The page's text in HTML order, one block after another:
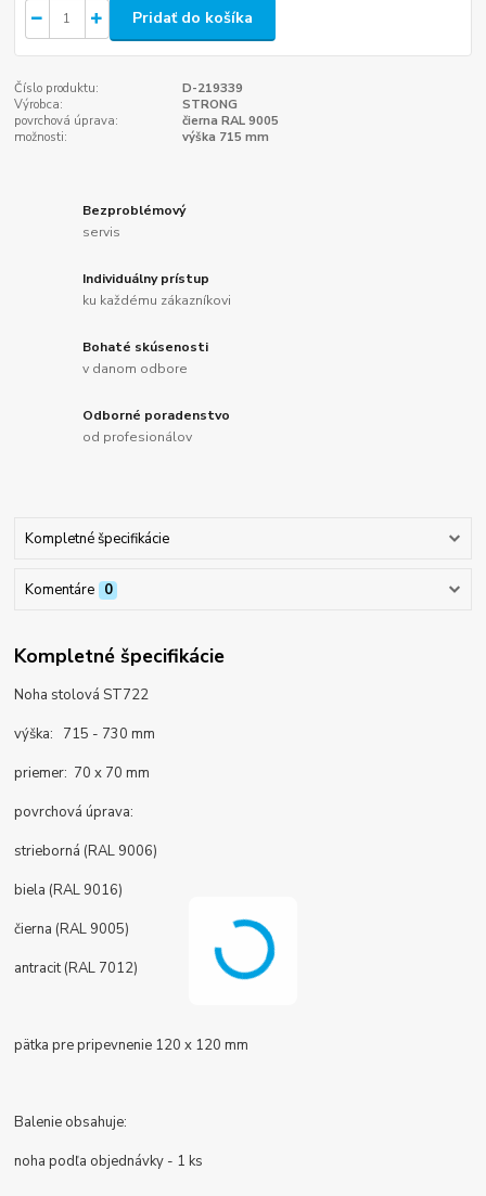
Pridať do košíka
Číslo produktu:
D-219339
Výrobca:
STRONG
povrchová úprava:
čierna RAL 9005
možnosti:
výška 715 mm
Bezproblémový
servis
Individuálny prístup
ku každému zákazníkovi
Bohaté skúsenosti
v danom odbore
Odborné poradenstvo
od profesionálov
Kompletné špecifikácie
Komentáre 0
Kompletné špecifikácie
Noha stolová ST722
výška: 715 - 730 mm
priemer: 70 x 70 mm
povrchová úprava:
strieborná (RAL 9006)
biela (RAL 9016)
čierna (RAL 9005)
antracit (RAL 7012)
pätka pre pripevnenie 120 x 120 mm
Balenie obsahuje:
noha podľa objednávky - 1 ks